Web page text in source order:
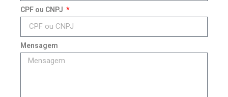
CPF ou CNPJ
Mensagem